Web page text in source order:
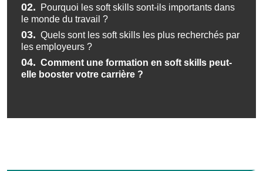
02.
Pourquoi les soft skills sont-ils importants dans
le monde du travail ?
03. Quels sont les soft skills les plus recherchés par
les employeurs ?
04. Comment une formation en soft skills peut-
elle booster votre carrière ?